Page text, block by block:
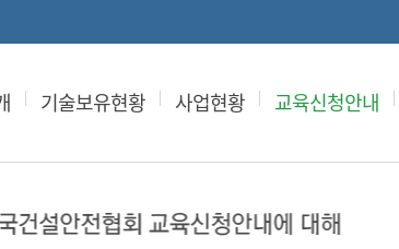
기술보유현황 사업현황 교육신청안내